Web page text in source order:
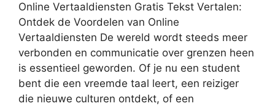
Online Vertaaldiensten Gratis Tekst Vertalen:
Ontdek de Voordelen van Online
Vertaaldiensten De wereld wordt steeds meer
verbonden en communicatie over grenzen heen
is essentieel geworden. Of je nu een student
bent die een vreemde taal leert, een reiziger
die nieuwe culturen ontdekt, of een